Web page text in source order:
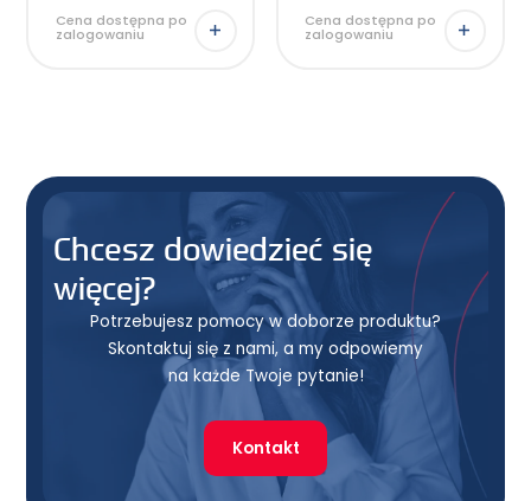
Cena dostępna po
zalogowaniu
Cena dostępna po
zalogowaniu
Chcesz dowiedzieć się
więcej?
Potrzebujesz pomocy w doborze produktu?
Skontaktuj się z nami, a my odpowiemy
na każde Twoje pytanie!
Kontakt